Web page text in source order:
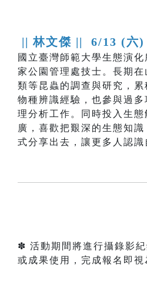
|| 林文傑 || 6/13 (六)
國立臺灣師範大學生態演
家公園管理處技士。長期
類等昆蟲的調查與研究，
物種辨識經驗，也參與過
理分析工作。同時投入生
廣，喜歡把艱深的生態知
式分享出去，讓更多人認識
✽ 活動期間將進行攝錄影
或成果使用，完成報名即視